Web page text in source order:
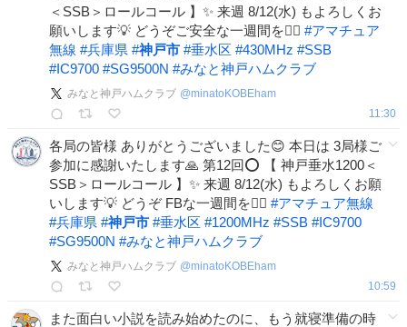
＜SSB＞ロールコール 】✨ 来週 8/12(水) もよろしくお
願いします💡 どうぞご安全な一週間を🙋‍♂️ #アマチュア
無線 #兵庫県 #神戸市 #垂水区 #430MHz #SSB
#IC9700 #SG9500N #みなと神戸ハムクラブ
みなと神戸ハムクラブ @minatoKOBEham
11:30
各局の皆様 ありがとうございました😊 本日は 3局様ご
参加に感謝いたします🙏 第12回⭕️ 【 神戸垂水1200＜
SSB＞ロールコール 】✨ 来週 8/12(水) もよろしくお願
いします💡 どうぞ FBな一週間を🙋‍♂️ #アマチュア無線
#兵庫県 #神戸市 #垂水区 #1200MHz #SSB #IC9700
#SG9500N #みなと神戸ハムクラブ
みなと神戸ハムクラブ @minatoKOBEham
10:59
また面白い小説を読み始めたのに、もう就寝準備の時